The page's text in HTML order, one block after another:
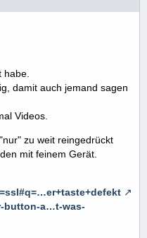
habe.
damit auch jemand sagen
Videos.
zu weit reingedrückt
mit feinem Gerät.
button-a…t-was-